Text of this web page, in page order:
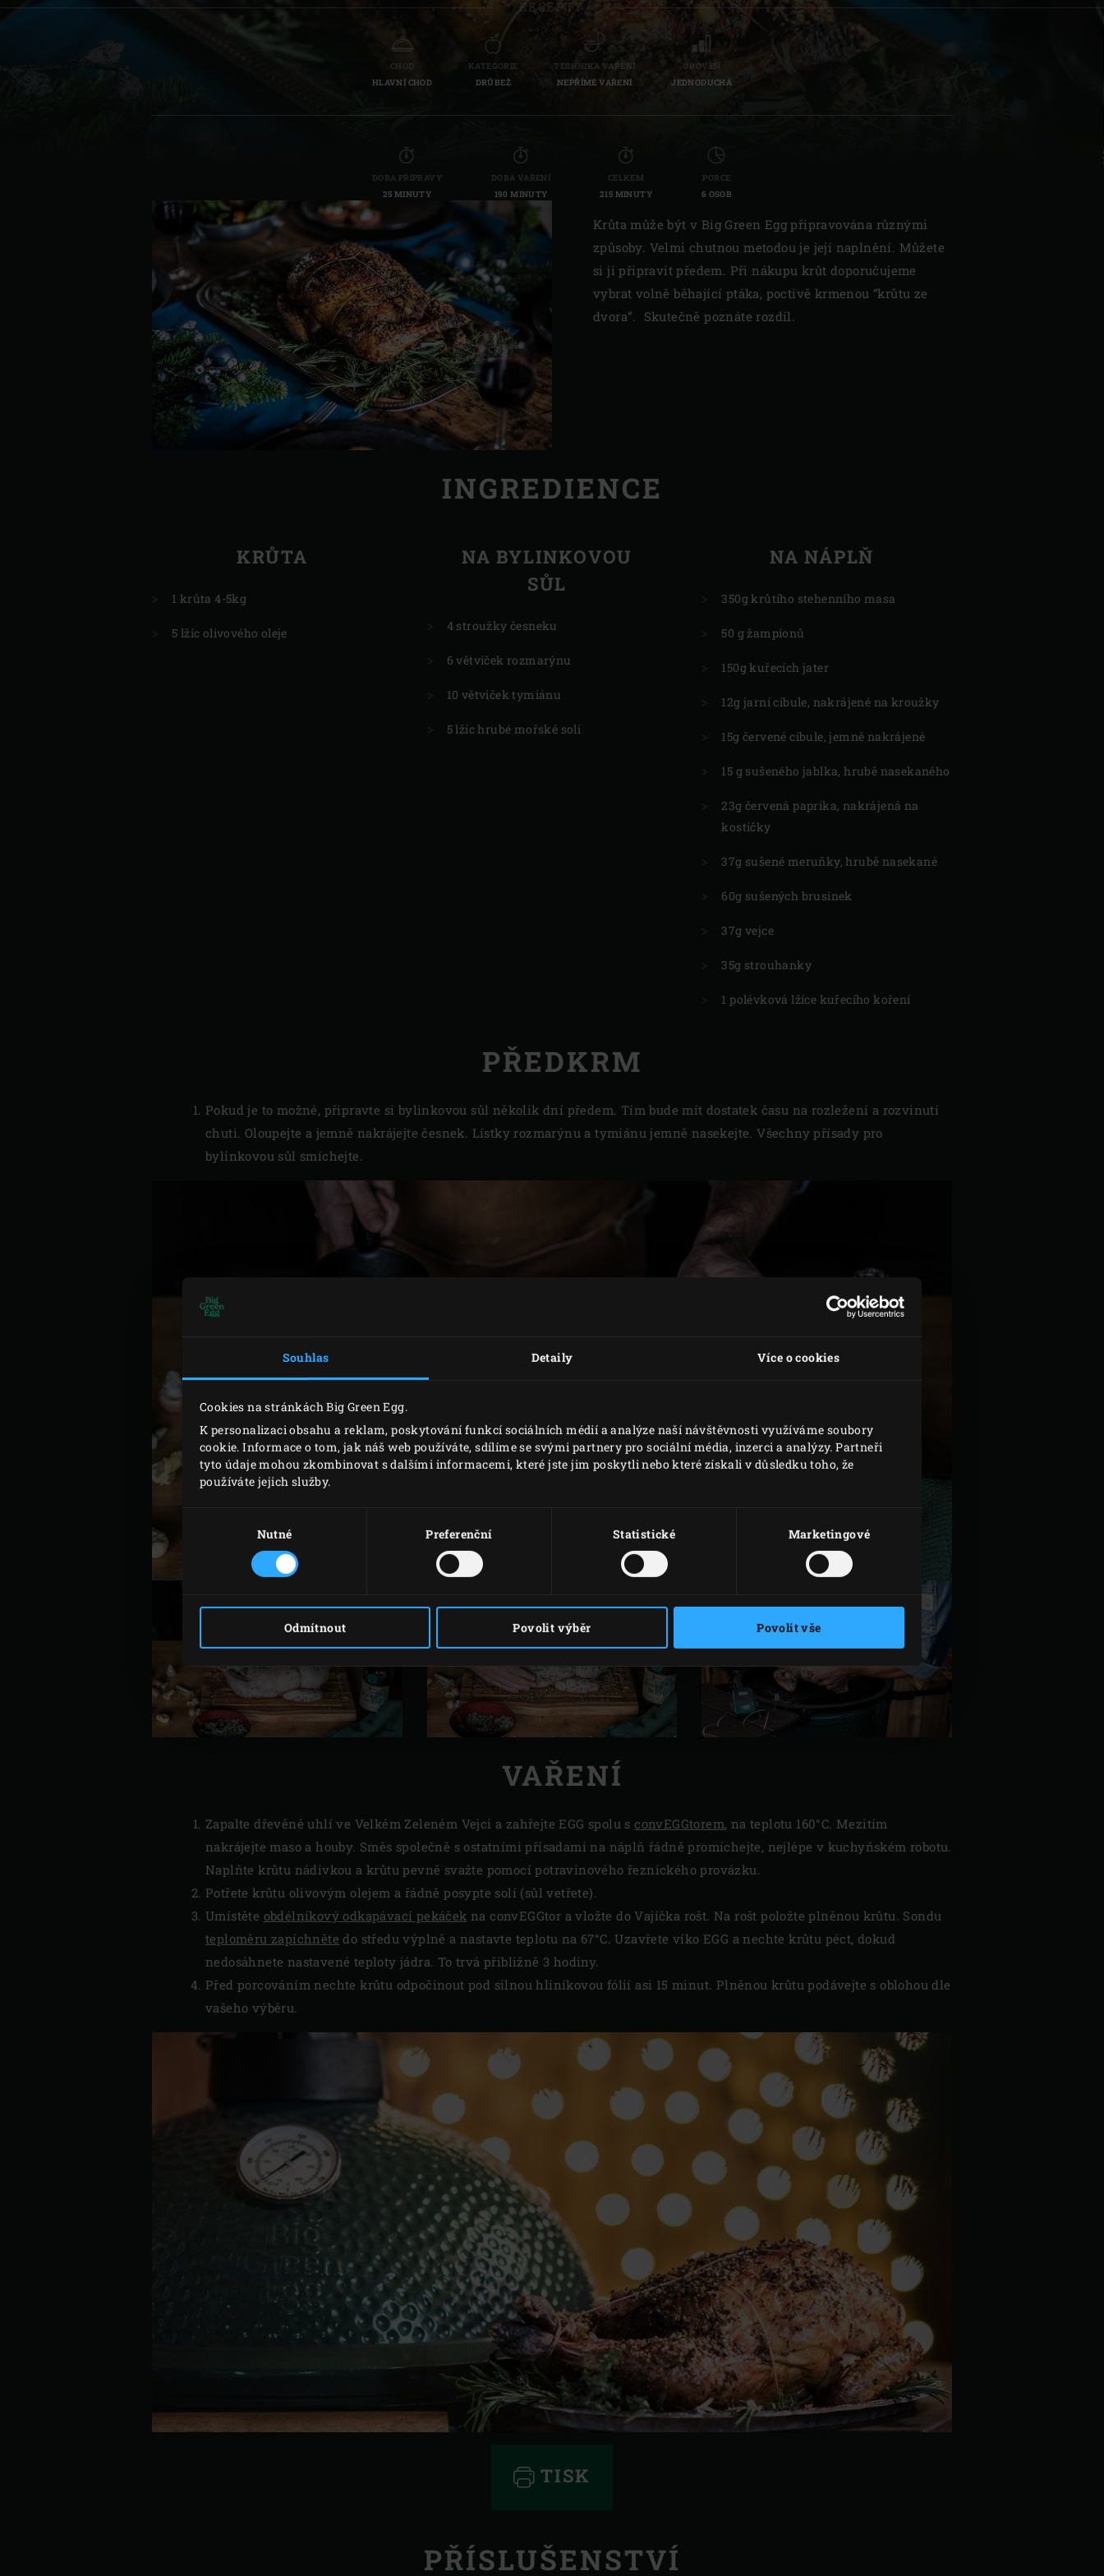
Souhlas Detaily Více o cookies
Cookies na stránkách Big Green Egg.
K personalizaci obsahu a reklam, poskytování funkcí sociálních médií a analýze naší návštěvnosti využíváme soubory
cookie. Informace o tom, jak náš web používáte, sdílíme se svými partnery pro sociální média, inzerci a analýzy. Partneři
tyto údaje mohou zkombinovat s dalšími informacemi, které jste jim poskytli nebo které získali v důsledku toho, že
používáte jejich služby.
Nutné Preferenční Statistické Marketingové
Odmítnout Povolit výběr Povolit vše
Greece | Ελλάδα
Hungary | Magyarország
Slovenia | Slovenija
Spain | España
Switzerland | Schweiz
Turkey | Türkiye
RECEPTY
CHOD
HLAVNÍ CHOD
KATEGORIE
DRŮBEŽ
TECHNIKA VAŘENÍ
NEPŘÍMÉ VAŘENÍ
ÚROVEŇ
JEDNODUCHÁ
DOBA PŘÍPRAVY
25 MINUTY
DOBA VAŘENÍ
190 MINUTY
CELKEM
215 MINUTY
PORCE
6 OSOB
Krůta může být v Big Green Egg připravována různými
způsoby. Velmi chutnou metodou je její naplnění. Můžete
si ji připravit předem. Při nákupu krůt doporučujeme
vybrat volně běhající ptáka, poctivě krmenou “krůtu ze
dvora”. Skutečně poznáte rozdíl.
INGREDIENCE
KRŮTA
1 krůta 4-5kg
5 lžíc olivového oleje
NA BYLINKOVOU
SŮL
4 stroužky česneku
6 větviček rozmarýnu
10 větviček tymiánu
5 lžíc hrubé mořské soli
NA NÁPLŇ
350g krůtího stehenního masa
50 g žampionů
150g kuřecích jater
12g jarní cibule, nakrájené na kroužky
15g červené cibule, jemně nakrájené
15 g sušeného jablka, hrubě nasekaného
23g červená paprika, nakrájená na
kostičky
37g sušené meruňky, hrubě nasekané
60g sušených brusinek
37g vejce
35g strouhanky
1 polévková lžíce kuřecího koření
PŘEDKRM
Pokud je to možné, připravte si bylinkovou sůl několik dní předem. Tím bude mít dostatek času na rozležení a rozvinutí
chuti. Oloupejte a jemně nakrájejte česnek. Lístky rozmarýnu a tymiánu jemně nasekejte. Všechny přísady pro
bylinkovou sůl smíchejte.
VAŘENÍ
Zapalte dřevěné uhlí ve Velkém Zeleném Vejci a zahřejte EGG spolu s convEGGtorem, na teplotu 160°C. Mezitím
nakrájejte maso a houby. Směs společně s ostatními přísadami na náplň řádně promíchejte, nejlépe v kuchyňském robotu.
Naplňte krůtu nádivkou a krůtu pevně svažte pomocí potravinového řeznického provázku.
Potřete krůtu olivovým olejem a řádně posypte solí (sůl vetřete).
Umístěte obdélníkový odkapávací pekáček na convEGGtor a vložte do Vajíčka rošt. Na rošt položte plněnou krůtu. Sondu
teploměru zapíchněte do středu výplně a nastavte teplotu na 67°C. Uzavřete víko EGG a nechte krůtu péct, dokud
nedosáhnete nastavené teploty jádra. To trvá přibližně 3 hodiny.
Před porcováním nechte krůtu odpočinout pod silnou hliníkovou fólií asi 15 minut. Plněnou krůtu podávejte s oblohou dle
vašeho výběru.
TISK
PŘÍSLUŠENSTVÍ